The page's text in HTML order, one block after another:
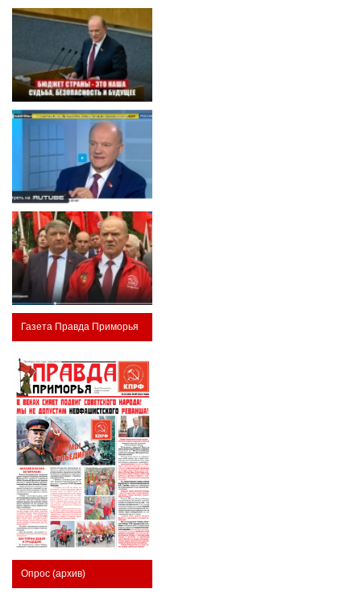
Газета Правда Приморья
Опрос (архив)